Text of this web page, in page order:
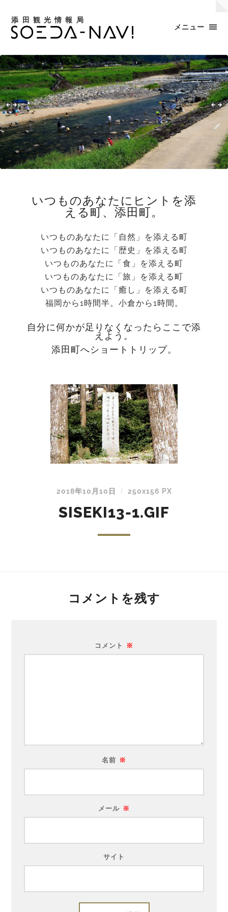
添田観光情報局
メニュー
いつものあなたにヒントを添
える町、添田町。
いつものあなたに「自然」を添える町
いつものあなたに「歴史」を添える町
いつものあなたに「食」を添える町
いつものあなたに「旅」を添える町
いつものあなたに「癒し」を添える町
福岡から1時間半。小倉から1時間。
自分に何かが足りなくなったらここで添
えよう。
添田町へショートトリップ。
2018年10月10日 / 250x156 PX
SISEKI13-1.GIF
コメントを残す
コメント ※
名前 ※
メール ※
サイト